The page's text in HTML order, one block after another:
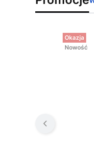
Okazja
Nowość